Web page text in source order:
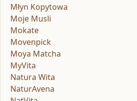
Młyn Kopytowa
Moje Musli
Mokate
Movenpick
Moya Matcha
MyVita
Natura Wita
NaturAvena